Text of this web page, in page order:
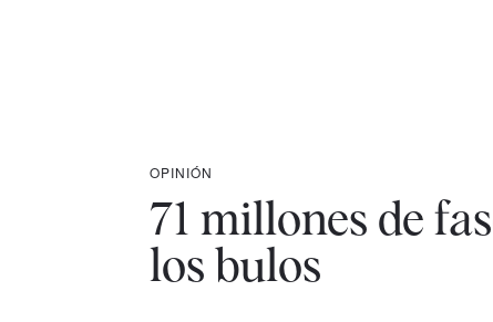
OPINIÓN
71 millones de
los bulos